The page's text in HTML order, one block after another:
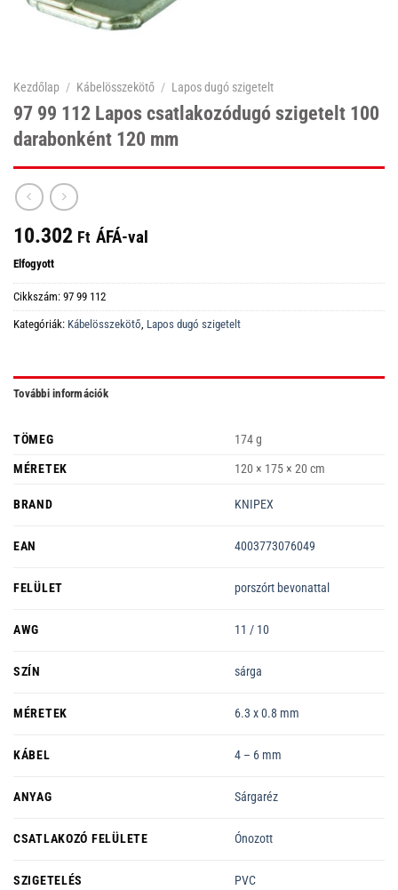
Kezdőlap / Kábelösszekötő / Lapos dugó szigetelt
97 99 112 Lapos csatlakozódugó szigetelt 100
darabonként 120 mm
10.302 Ft ÁFÁ-val
Elfogyott
Cikkszám: 97 99 112
Kategóriák: Kábelösszekötő, Lapos dugó szigetelt
További információk
TÖMEG
174 g
MÉRETEK
120 × 175 × 20 cm
BRAND KNIPEX
EAN 4003773076049
FELÜLET porszórt bevonattal
AWG 11 / 10
SZÍN sárga
MÉRETEK 6.3 x 0.8 mm
KÁBEL 4 – 6 mm
ANYAG Sárgaréz
CSATLAKOZÓ FELÜLETE Ónozott
SZIGETELÉS PVC